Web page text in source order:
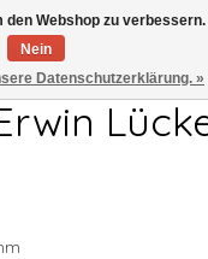
Webshop zu verbessern.
Nein
Datenschutzerklärung. »